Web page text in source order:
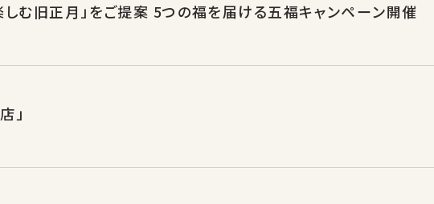
1月26日〜2月25日 誠品生活日本橋から「みんなで楽しむ旧正月」をご提案 5つの福を届ける五福キャンペーン開催
」